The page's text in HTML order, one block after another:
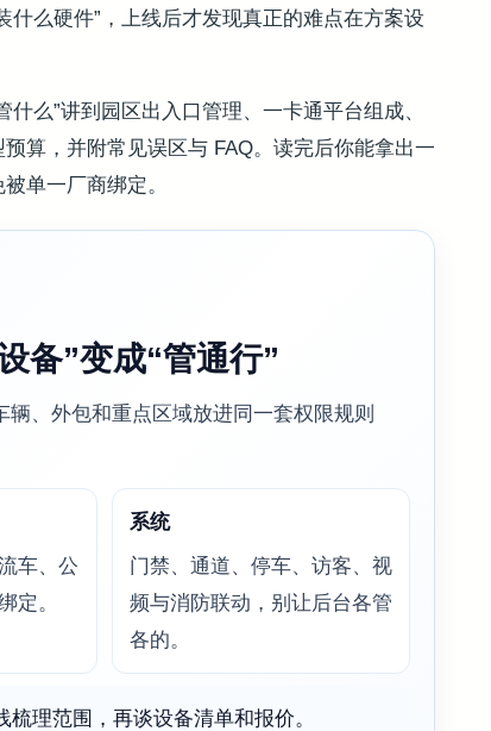
么硬件”，上线后才发现真正的难点在方案设
么”讲到园区出入口管理、一卡通平台组成、
算，并附常见误区与 FAQ。读完后你能拿出一
单一厂商绑定。
备”变成“管通行”
、外包和重点区域放进同一套权限规则
车、公
定。
系统
门禁、通道、停车、访客、视
频与消防联动，别让后台各管
各的。
理范围，再谈设备清单和报价。